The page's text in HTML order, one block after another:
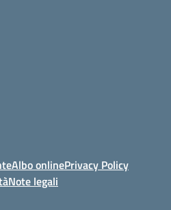
Albo onlinePrivacy Policy
Note legali